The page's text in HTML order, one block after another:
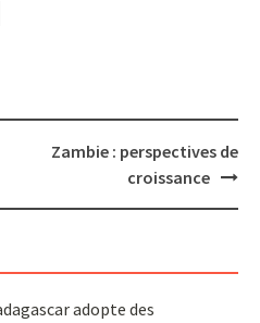
Zambie : perspectives de
croissance
adopte des